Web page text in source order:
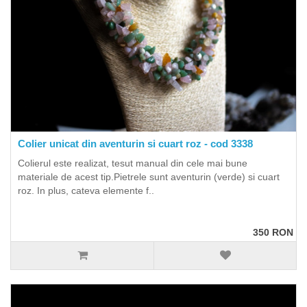
Colier unicat din aventurin si cuart roz - cod 3338
Colierul este realizat, tesut manual din cele mai bune
materiale de acest tip.Pietrele sunt aventurin (verde) si cuart
roz. In plus, cateva elemente f..
350 RON